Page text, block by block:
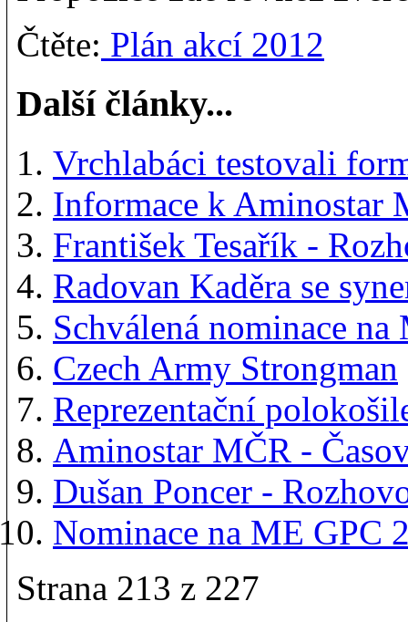
Čtěte: Plán akcí 2012
Další články...
Vrchlabáci testovali
Informace k Aminostar
František Tesařík -
Radovan Kaděra se
Schválená nominace
Czech Army Strongman
Reprezentační
Aminostar MČR -
Dušan Poncer -
Nominace na ME GPC
Strana 213 z 227